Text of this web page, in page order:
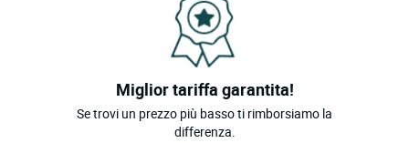
Miglior tariffa garantita!
Se trovi un prezzo più basso ti rimborsiamo la
differenza.